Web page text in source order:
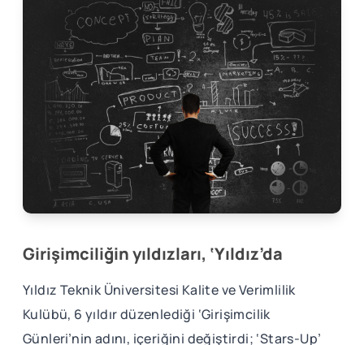
Girişimciliğin yıldızları, ‘Yıldız’da
Yıldız Teknik Üniversitesi Kalite ve Verimlilik
Kulübü, 6 yıldır düzenlediği ‘Girişimcilik
Günleri’nin adını, içeriğini değiştirdi; ‘Stars-Up’